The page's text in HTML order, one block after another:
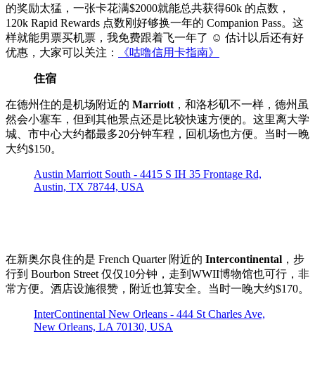
的奖励太猛，一张卡花满$2000就能总共获得60k 的点数，
120k Rapid Rewards 点数刚好够换一年的 Companion Pass。这
样就能男票买机票，我免费跟着飞一年了 ☺ 估计以后还有好
优惠，大家可以关注：
《咕噜信用卡指南》
住宿
在德州住的是机场附近的 Marriott ，和洛杉矶不一样，德州虽
然会小塞车，但到其他景点还是比较快速方便的。这里离大学
城、市中心大约都最多20分钟车程，回机场也方便。当时一晚
大约$150。
Austin Marriott South - 4415 S IH 35 Frontage Rd,
Austin, TX 78744, USA
在新奥尔良住的是 French Quarter 附近的 Intercontinental ，步
行到 Bourbon Street 仅仅10分钟，走到WWII博物馆也可行，非
常方便。酒店设施很赞，附近也算安全。当时一晚大约$170。
InterContinental New Orleans - 444 St Charles Ave,
New Orleans, LA 70130, USA